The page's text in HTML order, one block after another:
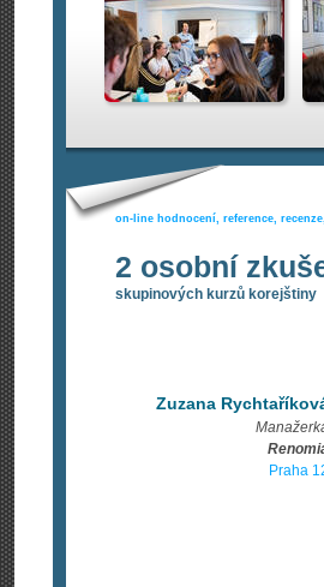
on-line hodnocení, reference,
2 osobní
skupinových kurzů korejštiny
Zuzana
Praha